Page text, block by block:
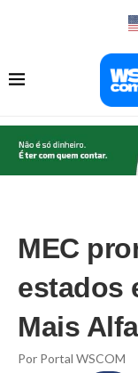
MEC
estados
Mais
Por Portal WSCOM